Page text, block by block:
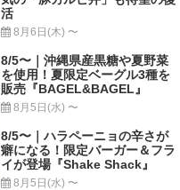
活
8月6日(木) 〜
8/5〜｜沖縄県産黒糖や夏野菜
を使用！夏限定ベーグル3種を
販売『BAGEL&BAGEL』
8月5日(水) 〜
8/5〜｜ハラペーニョの辛さが
癖になる！限定バーガー＆フラ
イが登場『Shake Shack』
8月5日(水) 〜